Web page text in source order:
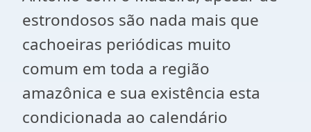
estrondosos são nada mais que
cachoeiras periódicas muito
comum em toda a região
amazônica e sua existência esta
condicionada ao calendário